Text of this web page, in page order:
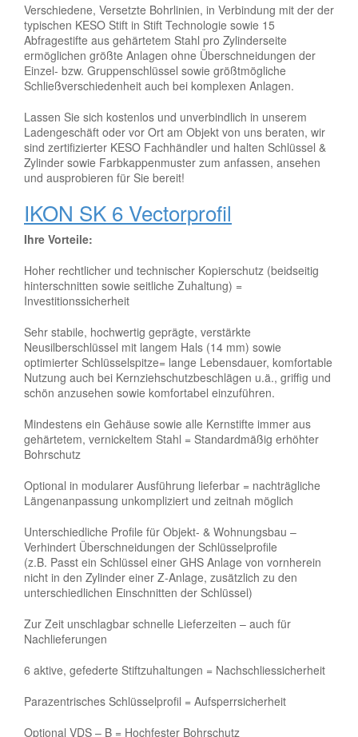
Verschiedene, Versetzte Bohrlinien, in Verbindung mit der der
typischen KESO Stift in Stift Technologie sowie 15
Abfragestifte aus gehärtetem Stahl pro Zylinderseite
ermöglichen größte Anlagen ohne Überschneidungen der
Einzel- bzw. Gruppenschlüssel sowie größtmögliche
Schließverschiedenheit auch bei komplexen Anlagen.
Lassen Sie sich kostenlos und unverbindlich in unserem
Ladengeschäft oder vor Ort am Objekt von uns beraten, wir
sind zertifizierter KESO Fachhändler und halten Schlüssel &
Zylinder sowie Farbkappenmuster zum anfassen, ansehen
und ausprobieren für Sie bereit!
IKON SK 6 Vectorprofil
Ihre Vorteile:
Hoher rechtlicher und technischer Kopierschutz (beidseitig
hinterschnitten sowie seitliche Zuhaltung) =
Investitionssicherheit
Sehr stabile, hochwertig geprägte, verstärkte
Neusilberschlüssel mit langem Hals (14 mm) sowie
optimierter Schlüsselspitze= lange Lebensdauer, komfortable
Nutzung auch bei Kernziehschutzbeschlägen u.ä., griffig und
schön anzusehen sowie komfortabel einzuführen.
Mindestens ein Gehäuse sowie alle Kernstifte immer aus
gehärtetem, vernickeltem Stahl = Standardmäßig erhöhter
Bohrschutz
Optional in modularer Ausführung lieferbar = nachträgliche
Längenanpassung unkompliziert und zeitnah möglich
Unterschiedliche Profile für Objekt- & Wohnungsbau –
Verhindert Überschneidungen der Schlüsselprofile
(z.B. Passt ein Schlüssel einer GHS Anlage von vornherein
nicht in den Zylinder einer Z-Anlage, zusätzlich zu den
unterschiedlichen Einschnitten der Schlüssel)
Zur Zeit unschlagbar schnelle Lieferzeiten – auch für
Nachlieferungen
6 aktive, gefederte Stiftzuhaltungen = Nachschliessicherheit
Parazentrisches Schlüsselprofil = Aufsperrsicherheit
Optional VDS – B = Hochfester Bohrschutz